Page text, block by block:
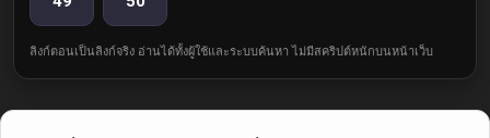
ลิงก์ตอนเป็นลิงก์จริง อ่านได้ทั้งผู้ใช้และระบบค้นหา ไม่มีสคริปต์หนักบนหน้าเว็บ